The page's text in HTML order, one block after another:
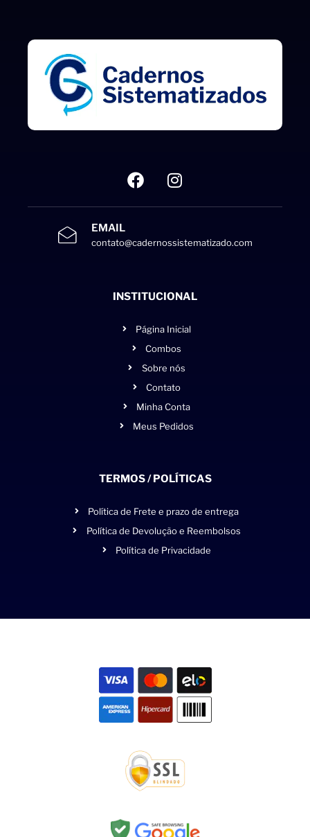
EMAIL
contato@cadernossistematizado.com
INSTITUCIONAL
Página Inicial
Combos
Sobre nós
Contato
Minha Conta
Meus Pedidos
TERMOS / POLÍTICAS
Política de Frete e prazo de entrega
Política de Devolução e Reembolsos
Política de Privacidade